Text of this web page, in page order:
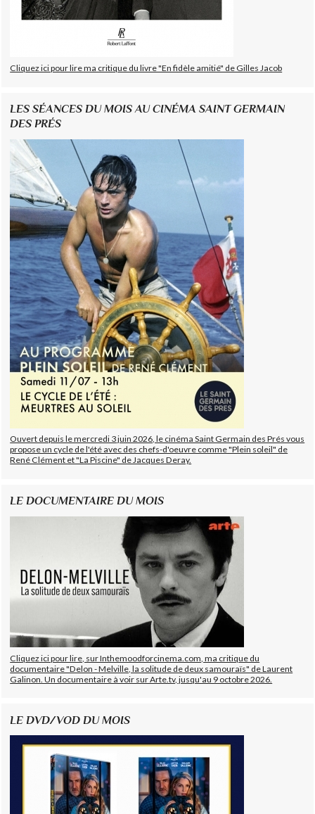
Cliquez ici pour lire ma critique du livre "En fidèle amitié" de Gilles Jacob
LES SÉANCES DU MOIS AU CINÉMA SAINT GERMAIN
DES PRÉS
Ouvert depuis le mercredi 3 juin 2026, le cinéma Saint Germain des Prés vous
propose un cycle de l'été avec des chefs-d'oeuvre comme "Plein soleil" de
René Clément et "La Piscine" de Jacques Deray.
LE DOCUMENTAIRE DU MOIS
Cliquez ici pour lire, sur Inthemoodforcinema.com, ma critique du
documentaire "Delon - Melville, la solitude de deux samouraïs" de Laurent
Galinon. Un documentaire à voir sur Arte.tv, jusqu'au 9 octobre 2026.
LE DVD/VOD DU MOIS